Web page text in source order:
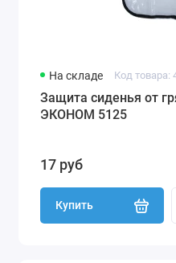
На складе Код товара:
Защита сиденья от
ЭКОНОМ 5125
17 руб
Купить